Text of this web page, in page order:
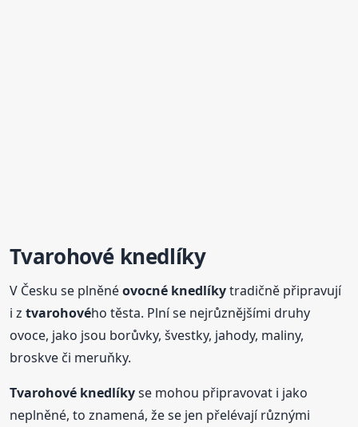
Tvarohové knedlíky
V Česku se plněnéovocné knedlíkytradičně připravují
i ztvarohového těsta. Plní se nejrůznějšími druhy
ovoce, jako jsou borůvky, švestky, jahody, maliny,
broskve či meruňky.
Tvarohové knedlíkyse mohou připravovat i jako
neplněné, to znamená, že se jen přelévají různými